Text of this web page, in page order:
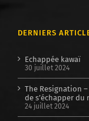
DERNIERS
Echappée kawaï
30 juillet 2024
The Resignation
de s’échapper
24 juillet 2024